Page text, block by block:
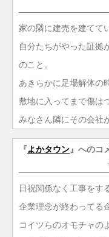
家の隣に建売を建てて
自分たちがやった証拠
のこと。
あきらかに足場解体の
敷地に入ってまで傷は
みなさん隣にその会社
『よかタウン 』へのコ
日祝関係なく工事をす
企業理念が終わってる
コイツらのオモチャの